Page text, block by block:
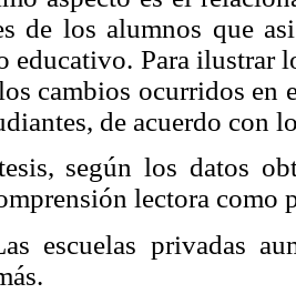
de los alumnos que
educativo. Para ilustrar
cambios ocurridos en
de acuerdo con
según los datos
lectora como
escuelas privadas